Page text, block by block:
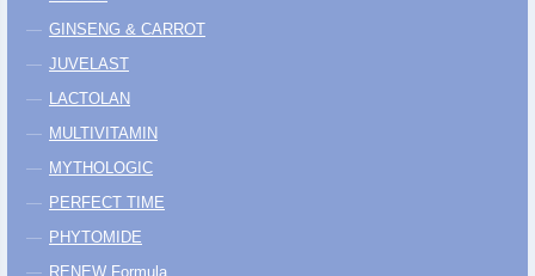
GINSENG & CARROT
JUVELAST
LACTOLAN
MULTIVITAMIN
MYTHOLOGIC
PERFECT TIME
PHYTOMIDE
RENEW Formula